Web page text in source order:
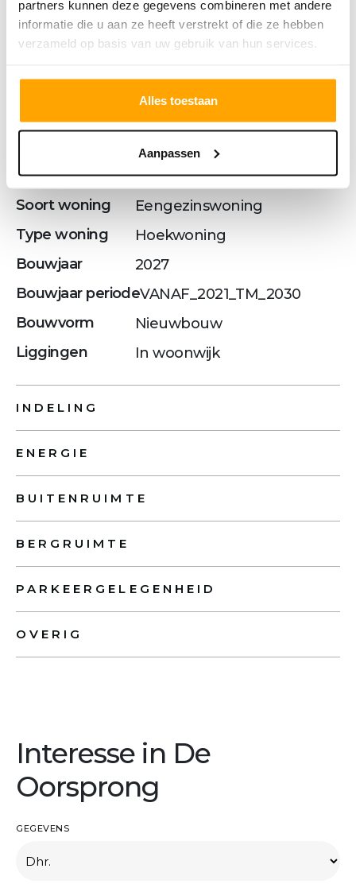
partners kunnen deze gegevens combineren met andere
informatie die u aan ze heeft verstrekt of die ze hebben
verzameld op basis van uw gebruik van hun services.
Alles toestaan
Aanpassen
OVERDRACHT
Status
Verkocht o.v.
Vraagprijs
€ 572.500,- v.o.n.
BOUWVORM
Soort object
Woonhuis
Soort woning
Eengezinswoning
Type woning
Hoekwoning
Bouwjaar
2027
Bouwjaar periodeVANAF_2021_TM_2030
Bouwvorm
Nieuwbouw
Liggingen
In woonwijk
INDELING
ENERGIE
BUITENRUIMTE
BERGRUIMTE
PARKEERGELEGENHEID
OVERIG
Interesse in De
Oorsprong
GEGEVENS